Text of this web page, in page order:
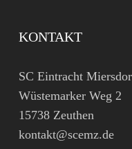
KONTAKT
SC Eintracht
Wüstemarker Weg 2
15738 Zeuthen
kontakt@scemz.de